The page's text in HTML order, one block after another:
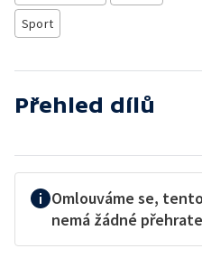
Sport
Přehled dílů
Omlouváme se,
nemá žádné